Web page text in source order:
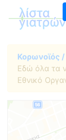
Κορωνοϊός
Εδώ όλα τα
Εθνικό